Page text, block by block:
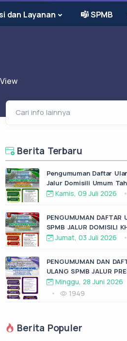
dan Layanan SPMB
View
Cari info lainnya
Berita Terbaru
Pengumuman Daftar
Jalur Domisili Umum
2026/2027
Kamis, 09 Juli 2026
PENGUMUMAN DAFTAR
SPMB JALUR DOMISILI
SMP NEGERI 3 KEDIRI
Jumat, 03 Juli 2026
PENGUMUMAN DAN
ULANG SPMB JALUR
KAREKTERISTIK
2026
Minggu, 28 Juni 2026
1949
Berita Populer